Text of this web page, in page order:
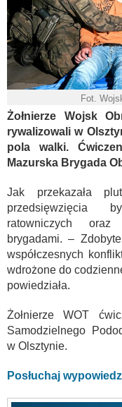
Fot.
Żołnierze Wojsk
rywalizowali w
pola walki.
Mazurska Brygada
Jak przekazała
przedsięwzięcia
ratowniczych
brygadami. –
współczesnych
wdrożone do
powiedziała.
Żołnierze WOT
Samodzielnego
w Olsztynie.
Posłuchaj